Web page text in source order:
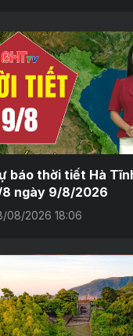
báo thời tiết Hà
ngày 9/8/2026
08/2026 18:06